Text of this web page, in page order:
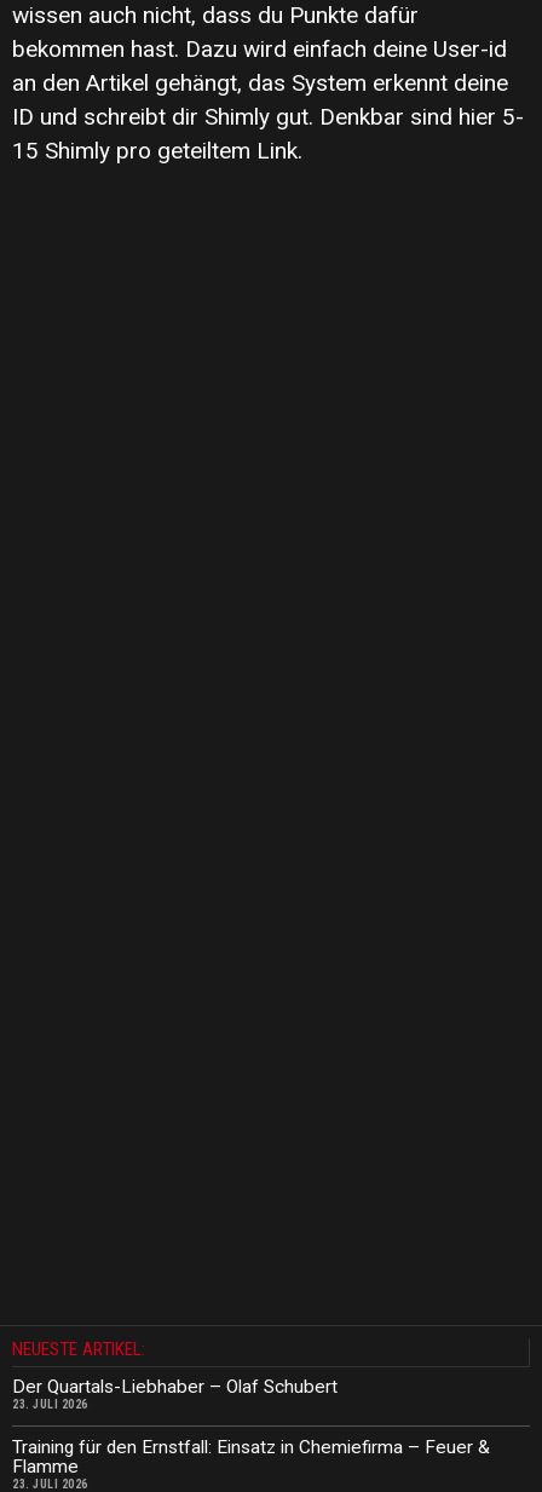
wissen auch nicht, dass du Punkte dafür
bekommen hast. Dazu wird einfach deine User-id
an den Artikel gehängt, das System erkennt deine
ID und schreibt dir Shimly gut. Denkbar sind hier 5-
15 Shimly pro geteiltem Link.
NEUESTE ARTIKEL:
Der Quartals-Liebhaber – Olaf Schubert
23. JULI 2026
Training für den Ernstfall: Einsatz in Chemiefirma – Feuer &
Flamme
23. JULI 2026